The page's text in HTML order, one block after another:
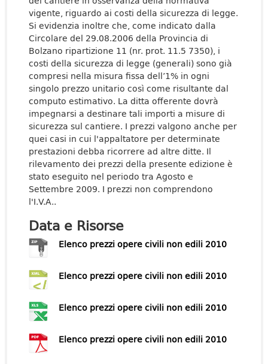
vigente, riguardo ai costi della sicurezza di legge.
Si evidenzia inoltre che, come indicato dalla
Circolare del 29.08.2006 della Provincia di
Bolzano ripartizione 11 (nr. prot. 11.5 7350), i
costi della sicurezza di legge (generali) sono già
compresi nella misura fissa dell’1% in ogni
singolo prezzo unitario così come risultante dal
computo estimativo. La ditta offerente dovrà
impegnarsi a destinare tali importi a misure di
sicurezza sul cantiere. I prezzi valgono anche per
quei casi in cui l'appaltatore per determinate
prestazioni debba ricorrere ad altre ditte. Il
rilevamento dei prezzi della presente edizione è
stato eseguito nel periodo tra Agosto e
Settembre 2009. I prezzi non comprendono
l'I.V.A..
Data e Risorse
Elenco prezzi opere civili non edili 2010
Elenco prezzi opere civili non edili 2010
Elenco prezzi opere civili non edili 2010
Elenco prezzi opere civili non edili 2010